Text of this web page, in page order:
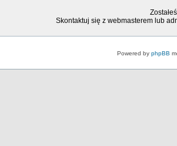
Skontaktuj się z webmasterem lub
Powered by phpBB